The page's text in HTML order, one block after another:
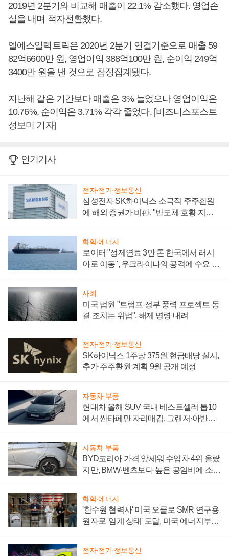
2019년 2분기와 비교해 매출이 22.1% 감소했다. 영업손
실을 내며 적자전환했다.
엘에스일렉트릭은 2020년 2분기 연결기준으로 매출 59
82억6600만 원, 영업이익 388억100만 원, 순이익 249억
3400만 원을 낸 것으로 잠정집계됐다.
지난해 같은 기간보다 매출은 3% 늘었으나 영업이익은
10.76%, 순이익은 3.71% 각각 줄었다. [비즈니스포스트
성보미 기자]
인기기사
전자·전기·정보통신
삼성전자 SK하이닉스 소극적 주주환원
에 해외 증권가 비판, "반도체 호황 지속
화학·에너지
로이터 "정제연료 3만 톤 한국에서 러시
아로 이동", 우크라이나의 공격에 수요 늘
사회
미국 법원 "트럼프 정부 풍력 프로젝트 동
결 조치는 위법", 해제 명령 내려
전자·전기·정보통신
SK하이닉스 1주당 375원 현금배당 실시,
추가 주주환원 계획 9월 공개 예정
자동차·부품
현대차 올해 SUV 국내 베스트셀러 톱10
에서 싼타페만 자리매김, 그랜저·아반떼
자동차·부품
BYD코리아 가격 앞세워 수입차 4위 올랐
지만, BMW·벤츠보다 높은 공임비에 소비
화학·에너지
'한수원 협력사' 미국 오클로 SMR 연구용
원자로 '임계 상태' 도달, 미국 에너지부
전자·전기·정보통신